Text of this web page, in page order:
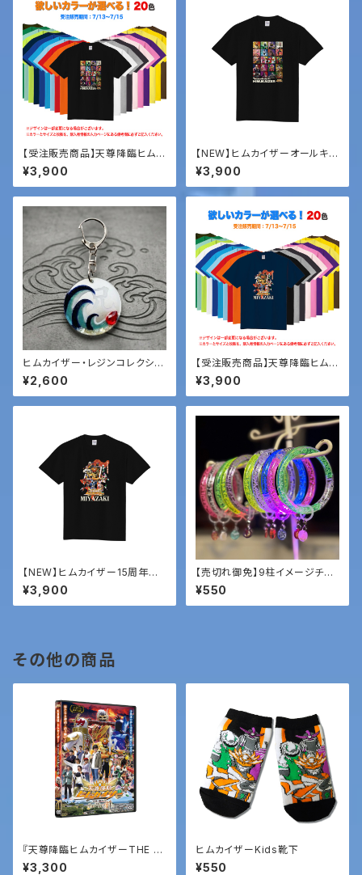
【受注販売商品】天尊降臨ヒムカ
イザー「オールキャラTシャツ」
¥3,900
【NEW】ヒムカイザーオールキャ
ラTシャツ
¥3,900
ヒムカイザー・レジンコレクショ
ン03「ホデリ」
¥2,600
【受注販売商品】天尊降臨ヒムカ
イザー「15周年記念Tシャツ」
¥3,900
【NEW】ヒムカイザー15周年記
念Tシャツ
¥3,900
【売切れ御免】9柱イメージチャ
ーム付き光るブレスレット
¥550
その他の商品
『天尊降臨ヒムカイザーTHE M
OVIE それぞれの絆』DVD
¥3,300
ヒムカイザーKids靴下
¥550